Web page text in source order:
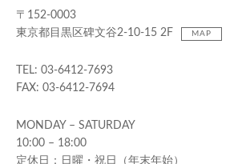
〒152-0003
東京都目黒区碑文谷2-10-15 2F
MAP
TEL: 03-6412-7693
FAX: 03-6412-7694
MONDAY – SATURDAY
10:00 – 18:00
定休日：日曜・祝日（年末年始）